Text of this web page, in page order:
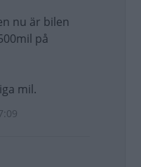
nu är bilen
på
mil.